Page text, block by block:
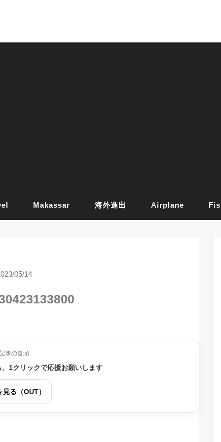
Makassar 海外進出 Airplane
05/14
記事の冒頭
1クリックで応援お願いします
る（OUT）